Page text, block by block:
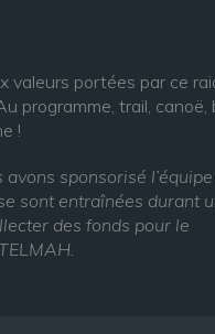
valeurs portées par ce
programme, trail, canoë,
!
sponsorisé l’équipe
sont entraînées durant
des fonds pour le